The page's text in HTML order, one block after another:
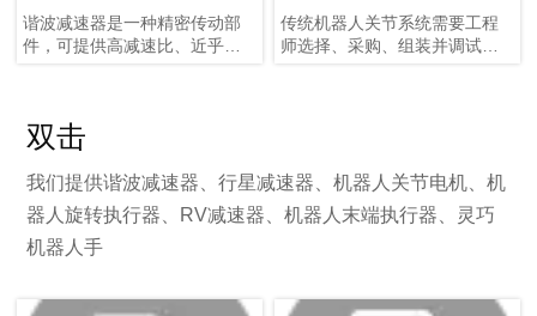
机械臂——都取决于其运动系
统的精度。HONPINE 谐波齿轮
度等特点，是下一代巡检机器
人的理想解决方案。
器有什么区别？
谐波减速器是一种精密传动部
件，可提供高减速比、近乎零
用的核心机械元件之一。
旋转运动解决方案，将无框力
矩电机、谐波减速器、编码
器、制动器、轴承和伺服电子
元件集成于紧凑型模块中。它
种专为精密运动控制和简化设
执行器？优势、特点与应用
传统机器人关节系统需要工程
师选择、采购、组装并调试数
将这些关键部件集成到一个紧
凑型模块中，显著减少工程工
作量、采购复杂性、装配时间
尺寸紧凑、维护简便、可靠性
双击
我们提供谐波减速器、行星减速器、机器人关节电机、机
器人旋转执行器、RV减速器、机器人末端执行器、灵巧
机器人手